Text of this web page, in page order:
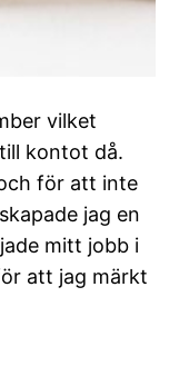
vilket
kontot då.
för att inte
jag en
mitt jobb i
att jag märkt